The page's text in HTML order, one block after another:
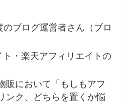
ブログ運営者さん（ブロ
・楽天アフィリエイトの
販において「もしもアフ
ンク、どちらを置くか悩